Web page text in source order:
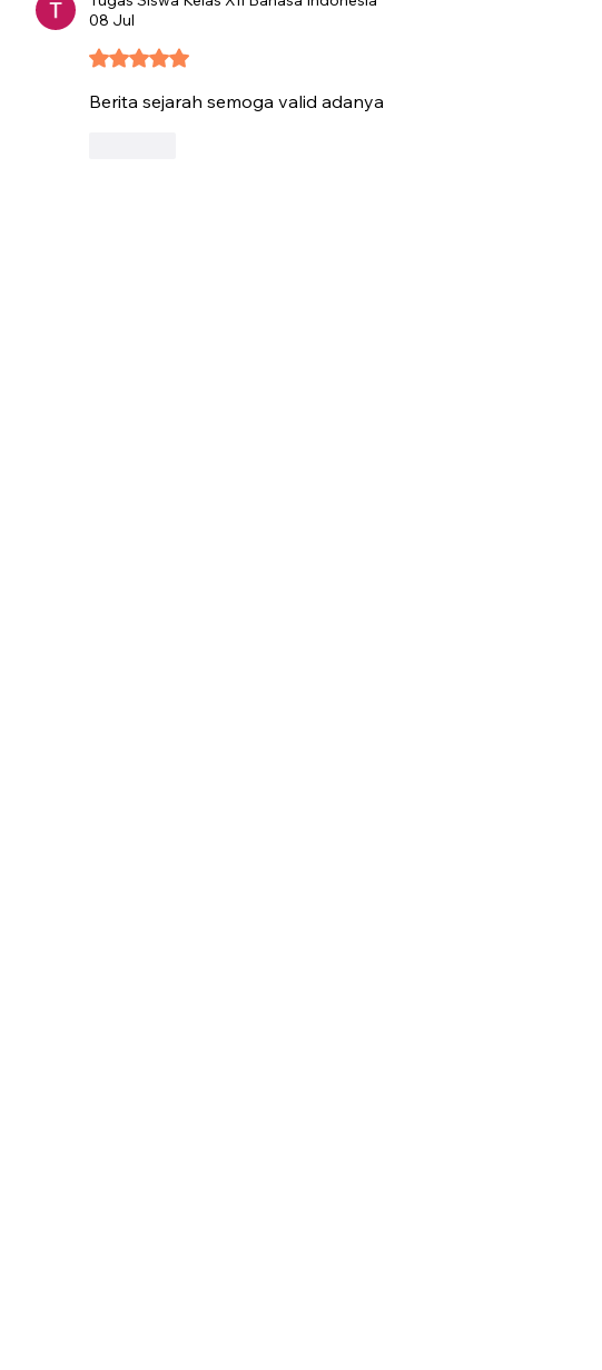
08 Jul
Dinilai 5 dari 5 bintang.
Berita sejarah semoga valid adanya